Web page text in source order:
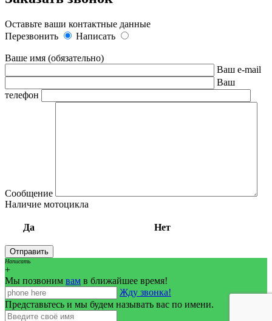
Оставьте ваши контактные данные
Перезвонить
Написать
Ваше имя (обязательно)
Ваш e-mail
Ваш
телефон
Сообщение
Наличие мотоцикла
Да Нет
Написать
+
Мы позвоним вам в ближайшее время!
Жду звонка!
Представьтесь и мы будем называть вас по имени.